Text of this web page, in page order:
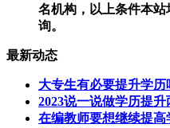
名机构，以上条件本
询。
最新动态
大专生有必要提升学历
2023说一说做学历提
在编教师要想继续提